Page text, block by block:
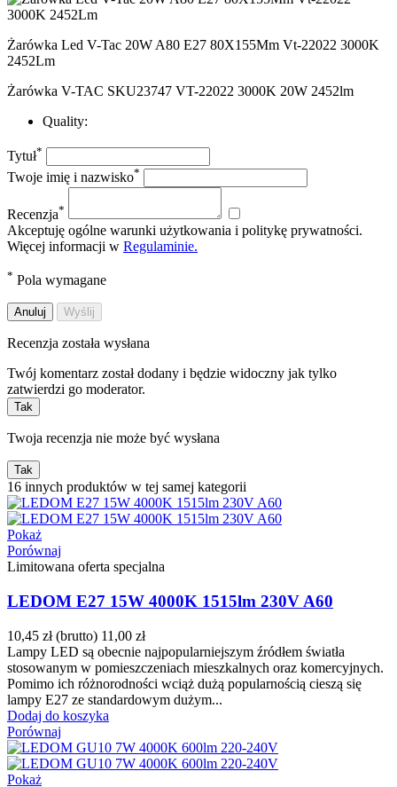
Żarówka Led V-Tac 20W A80 E27 80X155Mm Vt-22022 3000K
2452Lm
Żarówka V-TAC SKU23747 VT-22022 3000K 20W 2452lm
Quality:
Tytuł*
Twoje imię i nazwisko*
Recenzja*
Akceptuję ogólne warunki użytkowania i politykę prywatności.
Więcej informacji w Regulaminie.
* Pola wymagane
Anuluj Wyślij
Recenzja została wysłana
Twój komentarz został dodany i będzie widoczny jak tylko
zatwierdzi go moderator.
Tak
Twoja recenzja nie może być wysłana
Tak
16 innych produktów w tej samej kategorii
Pokaż
Porównaj
Limitowana oferta specjalna
LEDOM E27 15W 4000K 1515lm 230V A60
10,45 zł (brutto) 11,00 zł
Lampy LED są obecnie najpopularniejszym źródłem światła
stosowanym w pomieszczeniach mieszkalnych oraz komercyjnych.
Pomimo ich różnorodności wciąż dużą popularnością cieszą się
lampy E27 ze standardowym dużym...
Dodaj do koszyka
Porównaj
Pokaż